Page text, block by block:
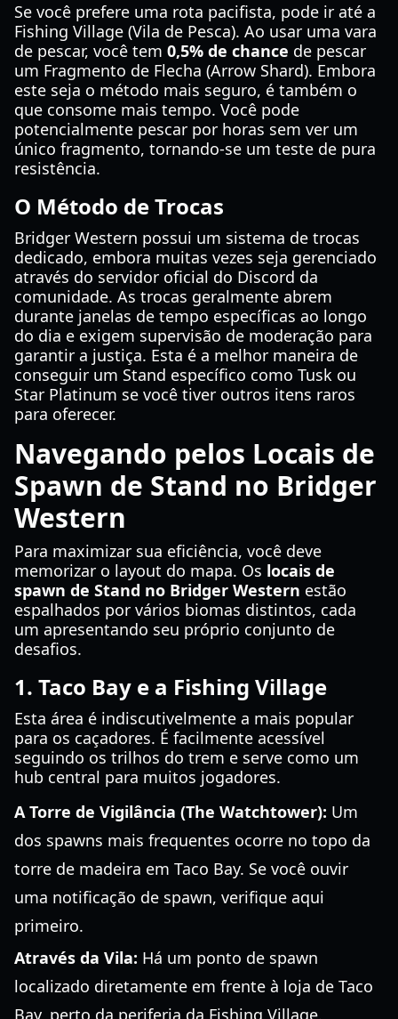
Se você prefere uma rota pacifista, pode ir até a
Fishing Village (Vila de Pesca). Ao usar uma vara
de pescar, você tem 0,5% de chance de pescar
um Fragmento de Flecha (Arrow Shard). Embora
este seja o método mais seguro, é também o
que consome mais tempo. Você pode
potencialmente pescar por horas sem ver um
único fragmento, tornando-se um teste de pura
resistência.
O Método de Trocas
Bridger Western possui um sistema de trocas
dedicado, embora muitas vezes seja gerenciado
através do servidor oficial do Discord da
comunidade. As trocas geralmente abrem
durante janelas de tempo específicas ao longo
do dia e exigem supervisão de moderação para
garantir a justiça. Esta é a melhor maneira de
conseguir um Stand específico como Tusk ou
Star Platinum se você tiver outros itens raros
para oferecer.
Navegando pelos Locais de
Spawn de Stand no Bridger
Western
Para maximizar sua eficiência, você deve
memorizar o layout do mapa. Os locais de
spawn de Stand no Bridger Western estão
espalhados por vários biomas distintos, cada
um apresentando seu próprio conjunto de
desafios.
1. Taco Bay e a Fishing Village
Esta área é indiscutivelmente a mais popular
para os caçadores. É facilmente acessível
seguindo os trilhos do trem e serve como um
hub central para muitos jogadores.
A Torre de Vigilância (The Watchtower): Um
dos spawns mais frequentes ocorre no topo da
torre de madeira em Taco Bay. Se você ouvir
uma notificação de spawn, verifique aqui
primeiro.
Através da Vila: Há um ponto de spawn
localizado diretamente em frente à loja de Taco
Bay, perto da periferia da Fishing Village.